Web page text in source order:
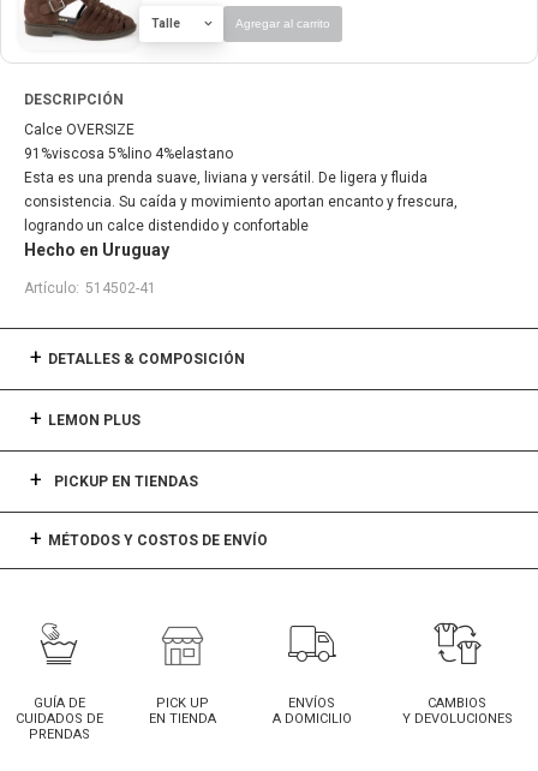
Talle Agregar al carrito
DESCRIPCIÓN
Calce OVERSIZE
91%viscosa 5%lino 4%elastano
Esta es una prenda suave, liviana y versátil. De ligera y fluida
consistencia. Su caída y movimiento aportan encanto y frescura,
logrando un calce distendido y confortable
Hecho en Uruguay
514502-41
DETALLES & COMPOSICIÓN
LEMON PLUS
PICKUP EN TIENDAS
MÉTODOS Y COSTOS DE ENVÍO
GUÍA DE
CUIDADOS DE
PRENDAS
PICK UP
EN TIENDA
ENVÍOS
A DOMICILIO
CAMBIOS
Y DEVOLUCIONES